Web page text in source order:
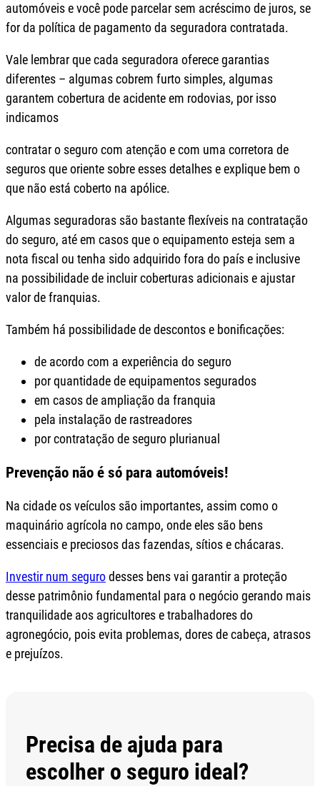
automóveis e você pode parcelar sem acréscimo de juros, se
for da política de pagamento da seguradora contratada.
Vale lembrar que cada seguradora oferece garantias
diferentes – algumas cobrem furto simples, algumas
garantem cobertura de acidente em rodovias, por isso
indicamos
contratar o seguro com atenção e com uma corretora de
seguros que oriente sobre esses detalhes e explique bem o
que não está coberto na apólice.
Algumas seguradoras são bastante flexíveis na contratação
do seguro, até em casos que o equipamento esteja sem a
nota fiscal ou tenha sido adquirido fora do país e inclusive
na possibilidade de incluir coberturas adicionais e ajustar
valor de franquias.
Também há possibilidade de descontos e bonificações:
de acordo com a experiência do seguro
por quantidade de equipamentos segurados
em casos de ampliação da franquia
pela instalação de rastreadores
por contratação de seguro plurianual
Prevenção não é só para automóveis!
Na cidade os veículos são importantes, assim como o
maquinário agrícola no campo, onde eles são bens
essenciais e preciosos das fazendas, sítios e chácaras.
Investir num segurodesses bens vai garantir a proteção
desse patrimônio fundamental para o negócio gerando mais
tranquilidade aos agricultores e trabalhadores do
agronegócio, pois evita problemas, dores de cabeça, atrasos
e prejuízos.
Precisa de ajuda para
escolher o seguro ideal?